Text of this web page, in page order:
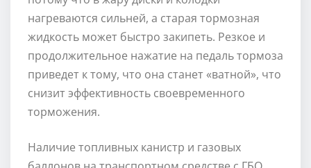
нагреваются сильней, а старая тормозная
жидкость может быстро закипеть. Резкое и
продолжительное нажатие на педаль тормоза
приведет к тому, что она станет «ватной», что
снизит эффективность своевременного
торможения.
Наличие топливных канистр и газовых